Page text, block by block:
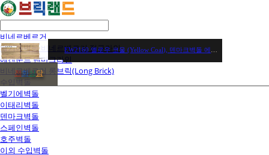
비네르베르거
벨기에벽돌 비네르베르거 정규라인
에겐순드 덴마크라인
비네르베르거 롱브릭(Long Brick)
수입벽돌
벨기에벽돌
이태리벽돌
덴마크벽돌
스페인벽돌
호주벽돌
이외 수입벽돌
전화상담